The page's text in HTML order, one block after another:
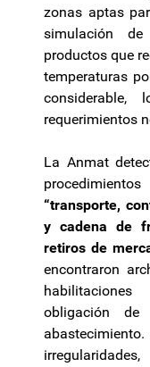
zonas aptas
simulación
productos que
temperaturas
requerimientos
La Anmat
“transporte,
y cadena de
retiros de
encontraron
obligación